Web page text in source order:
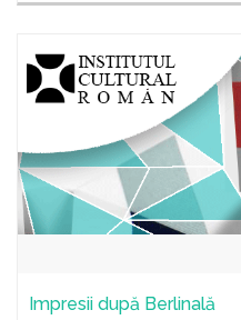
Impresii după Berlinală